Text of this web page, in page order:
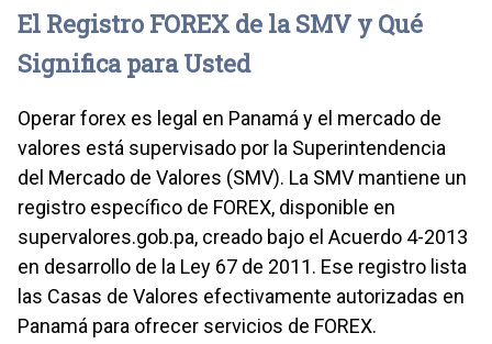
para otros mercados. Su catálogo abarca forex, índices,
materias primas, acciones, ETF, bonos y criptoactivos, lo
que permite armar una cartera diversificada desde una
sola cuenta.
TIPOS DE CUENTA Y COSTOS
Ofrece varias cuentas según su capital y su estilo: la
Cent y la Standard arrancan desde US$50, mientras que
la Prime pide alrededor de US$1,000 y la ECN un depósito
considerablemente mayor. La estructura de comisiones
es escalonada, de modo que a mayor cuenta, menor
El Registro FOREX de la SMV y Qué
Significa para Usted
Operar forex es legal en Panamá y el mercado de
valores está supervisado por la Superintendencia
del Mercado de Valores (SMV). La SMV mantiene un
registro específico de FOREX, disponible en
supervalores.gob.pa, creado bajo el Acuerdo 4-2013
en desarrollo de la Ley 67 de 2011. Ese registro lista
las Casas de Valores efectivamente autorizadas en
Panamá para ofrecer servicios de FOREX.